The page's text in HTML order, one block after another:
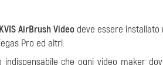
AirBrush Video deve essere
Pro ed altri.
indispensabile che ogni video maker